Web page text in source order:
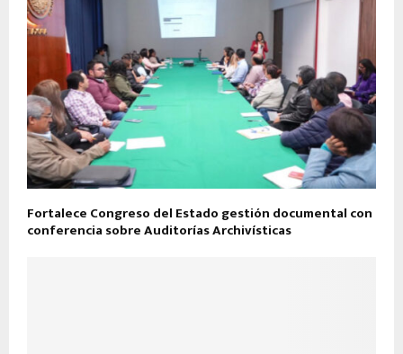
Fortalece Congreso del Estado gestión documental con
conferencia sobre Auditorías Archivísticas